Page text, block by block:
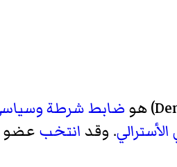
)‏ هو ضابط شرطة
. وقد انتخب عضو